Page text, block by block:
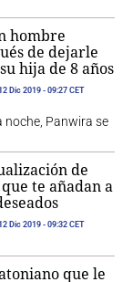
hombre
de dejarle
hija de 8 años
Dic 2019 - 09:27 CET
noche, Panwira se
de
te añadan a
Dic 2019 - 09:32 CET
que le